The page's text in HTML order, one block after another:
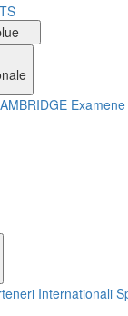
Internationali